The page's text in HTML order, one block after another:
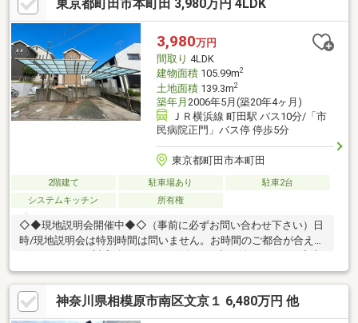
る）※増築未登記部分約4.0㎡あり 建ぺい率・容積率をオーバー
しております。現況空室です増築未登記部分有：増築年月日不明
増築部分：1階部分 約4.0㎡
東京都町田市本町田 3,980万円 4LDK
3,980万円
間取り 4LDK
建物面積105.99m2
土地面積139.3m2
築年月 2006年5月(築20年4ヶ月)
ＪＲ横浜線 町田駅 バス10分/「市
民病院正門」バス停 停歩5分
東京都町田市本町田
2階建て 駐車場あり
駐車2台
システムキッチン
所有権
◇◆現地説明会開催中◆◇（事前に必ずお問い合わせ下さい）日
時/現地説明会は特別時間は問いません。お時間のご都合が合え
重なお時間の中で、ご希望の情報をご案内します◇ お客様のご都
合に合わせて、 短時間のご案内も可♪じっくりと沢山の物件情報
のご案内も可♪ ご都合に合わせたご紹介をします♪ ～おおよその所
要時間や内容は、下記をご参考ください～〇ご希望条件のご相談
神奈川県相模原市南区文京１ 6,480万円 他